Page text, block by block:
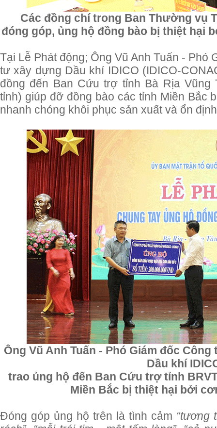
Các đồng chí trong Ban Thường vụ T
đóng góp, ủng hộ đồng bào bị thiệt hại
Tại Lễ Phát động; Ông Vũ Anh Tuấn - Phó
tư xây dựng Dầu khí IDICO (IDICO-
đồng đến Ban Cứu trợ tỉnh Bà Rịa Vũng
tỉnh) giúp đỡ đồng bào các tỉnh Miền Bắc
nhanh chóng khôi phục sản xuất và ổn
Ông Vũ Anh Tuấn - Phó Giám đốc
Dầu khí
trao ủng hộ đến Ban Cứu trợ tỉnh
Miền Bắc bị thiệt hại bởi
Đóng góp ủng hộ trên là tình cảm “tương